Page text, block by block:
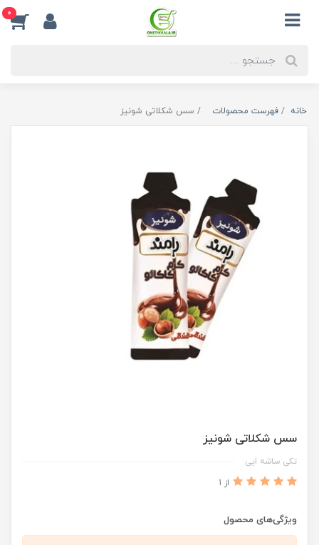
0
خانه فهرست محصولات سس شکلاتی شونیز
سس شکلاتی شونیز
تکی ساشه ایی
از 1
ویژگی‌های محصول